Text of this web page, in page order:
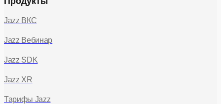
Jazz ВКС
Jazz Вебинар
Jazz SDK
Jazz XR
Тарифы Jazz